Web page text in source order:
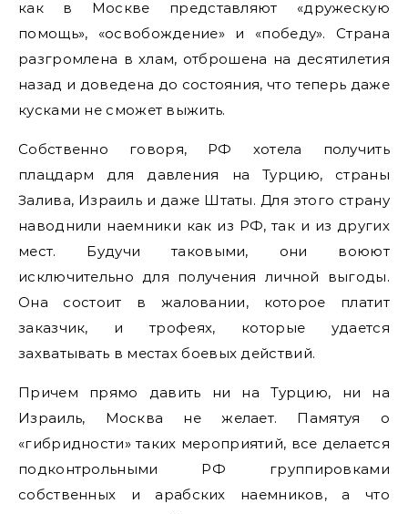
как в Москве представляют «дружескую
помощь», «освобождение» и «победу». Страна
разгромлена в хлам, отброшена на десятилетия
назад и доведена до состояния, что теперь даже
кусками не сможет выжить.
Собственно говоря, РФ хотела получить
плацдарм для давления на Турцию, страны
Залива, Израиль и даже Штаты. Для этого страну
наводнили наемники как из РФ, так и из других
мест. Будучи таковыми, они воюют
исключительно для получения личной выгоды.
Она состоит в жаловании, которое платит
заказчик, и трофеях, которые удается
захватывать в местах боевых действий.
Причем прямо давить ни на Турцию, ни на
Израиль, Москва не желает. Памятуя о
«гибридности» таких мероприятий, все делается
подконтрольными РФ группировками
собственных и арабских наемников, а что